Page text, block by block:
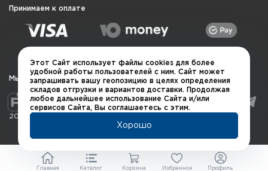
Главная Каталог Корзина Избранное Профиль
Принимаем к оплате
Мы в социальных сетях
2026 © QUARTA "Оружейный квартал"
Этот Сайт использует файлы cookies для более
удобной работы пользователей с ним. Сайт может
запрашивать вашу геопозицию в целях определения
складов отгрузки и вариантов доставки. Продолжая
любое дальнейшее использование Сайта и/или
сервисов Сайта, Вы соглашаетесь с этим.
Хорошо